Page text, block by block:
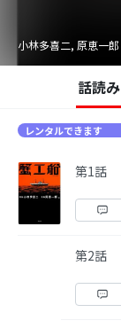
小林多喜二, 原恵一郎
話読み
レンタルできます
第1話
第2話